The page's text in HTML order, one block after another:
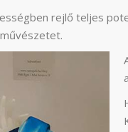
rejlő teljes